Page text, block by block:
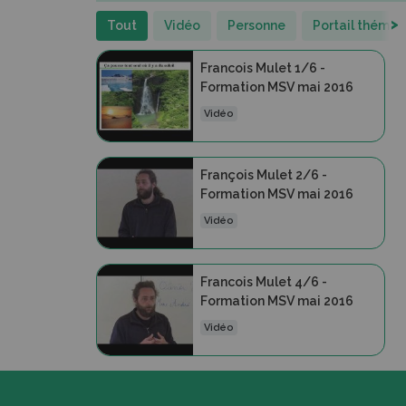
Tout Vidéo Personne Portail >
Francois Mulet 1/6 -
Formation MSV mai 2016
Vidéo
François Mulet 2/6 -
Formation MSV mai 2016
Vidéo
Francois Mulet 4/6 -
Formation MSV mai 2016
Vidéo